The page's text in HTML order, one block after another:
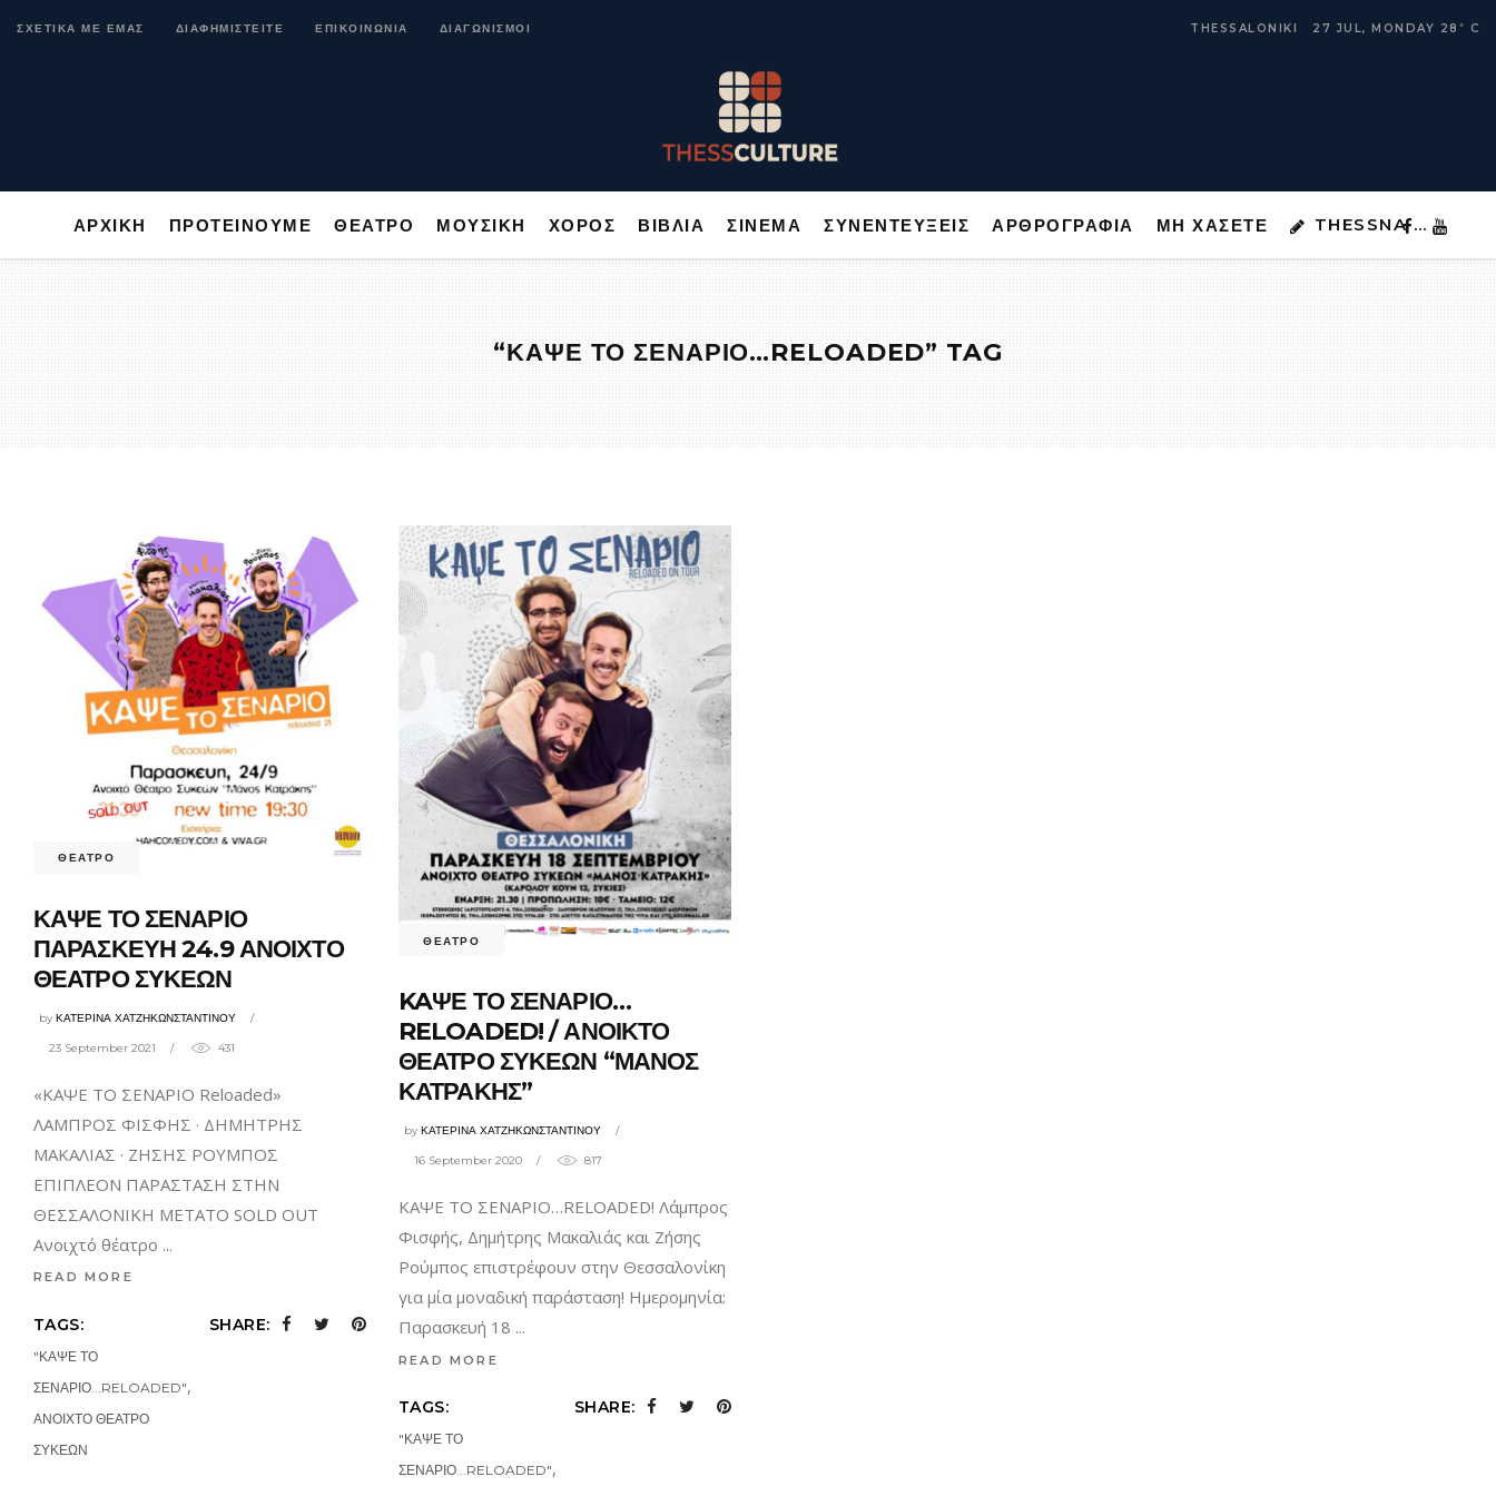
ΣΧΕΤΙΚΑ ΜΕ ΕΜΑΣ ΔΙΑΦΗΜΙΣΤΕΙΤΕ ΕΠΙΚΟΙΝΩΝΙΑ ΔΙΑΓΩΝΙΣΜΟΙ THESSALONIKI 27 JUL, MONDAY 28 ° C
ΑΡΧΙΚΗ ΠΡΟΤΕΙΝΟΥΜΕ ΘΕΑΤΡΟ ΜΟΥΣΙΚΗ ΧΟΡΟΣ ΒΙΒΛΙΑ ΣΙΝΕΜΑ ΣΥΝΕΝΤΕΥΞΕΙΣ ΑΡΘΡΟΓΡΑΦΙΑ ΜΗ ΧΑΣΕΤΕ THESSNA …
ΑΡΧΙΚΗ ΠΡΟΤΕΙΝΟΥΜΕ ΘΕΑΤΡΟ ΜΟΥΣΙΚΗ ΜΗ ΧΑΣΕΤΕ THESSNA …
“ΚΑΨΕ ΤΟ ΣΕΝΑΡΙΟ…RELOADED” TAG
ΘΕΑΤΡΟ
ΚΑΨΕ ΤΟ ΣΕΝΑΡΙΟ
ΠΑΡΑΣΚΕΥΗ 24.9 ΑΝΟΙΧΤΟ
ΘΕΑΤΡΟ ΣΥΚΕΩΝ
byΚΑΤΕΡΙΝΑ ΧΑΤΖΗΚΩΝΣΤΑΝΤΙΝΟΥ
23 September 2021 431
«ΚΑΨΕ ΤΟ ΣΕΝΑΡΙΟ Reloaded»
ΛΑΜΠΡΟΣ ΦΙΣΦΗΣ · ΔΗΜΗΤΡΗΣ
ΜΑΚΑΛΙΑΣ · ΖΗΣΗΣ ΡΟΥΜΠΟΣ
ΕΠΙΠΛΕΟΝ ΠΑΡΑΣΤΑΣΗ ΣΤΗΝ
ΘΕΣΣΑΛΟΝΙΚΗ ΜΕΤΑΤΟ SOLD OUT
Ανοιχτό θέατρο
READ MORE
TAGS:
"ΚΑΨΕ ΤΟ
ΣΕΝΑΡΙΟ...RELOADED",
ΑΝΟΙΧΤΟ ΘΕΑΤΡΟ
ΣΥΚΕΩΝ
SHARE:
ΘΕΑΤΡΟ
KAΨΕ ΤΟ ΣΕΝΑΡΙΟ…
RELOADED! / ΑΝΟΙΚΤΟ
ΘΕΑΤΡΟ ΣΥΚΕΩΝ “ΜΑΝΟΣ
ΚΑΤΡΑΚΗΣ”
byΚΑΤΕΡΙΝΑ ΧΑΤΖΗΚΩΝΣΤΑΝΤΙΝΟΥ
16 September 2020 817
KAΨΕ ΤΟ ΣΕΝΑΡΙΟ…RELOADED! Λάμπρος
Φισφής, Δημήτρης Μακαλιάς και Ζήσης
Ρούμπος επιστρέφουν στην Θεσσαλονίκη
για μία μοναδική παράσταση! Ημερομηνία:
Παρασκευή 18
READ MORE
TAGS:
"ΚΑΨΕ ΤΟ
ΣΕΝΑΡΙΟ...RELOADED",
SHARE: